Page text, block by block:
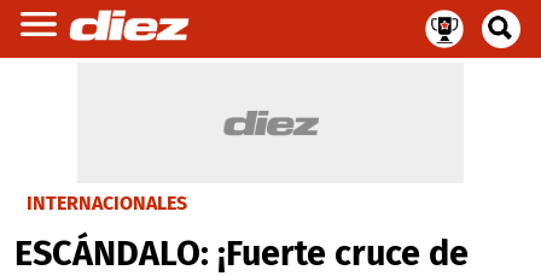
INTERNACIONALES
ESCÁNDALO: ¡Fuerte cruce de